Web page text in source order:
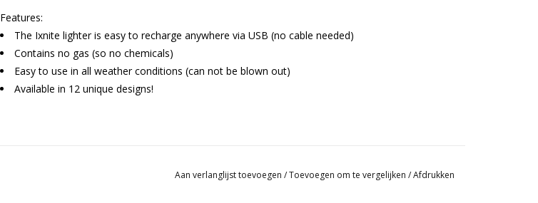
Features:
The Ixnite lighter is easy to recharge anywhere via USB (no cable needed)
Contains no gas (so no chemicals)
Easy to use in all weather conditions (can not be blown out)
Available in 12 unique designs!
Aan verlanglijst toevoegen /Toevoegen om te vergelijken /Afdrukken